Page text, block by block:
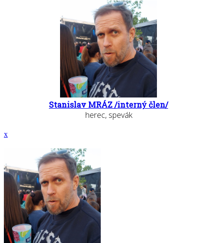
Stanislav MRÁZ /interný člen/
herec, spevák
x